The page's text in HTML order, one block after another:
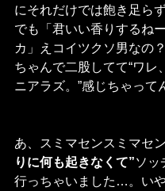
にそれだけでは飽き足ら
でも「君いい香りするね
カ」えコイツクソ男なの
ちゃんで二股してて“ワレ
ニアラズ。”感じちゃっ
あ、スミマセンスミマセ
りに何も起きなくて”ソッ
行っちゃいました…。い